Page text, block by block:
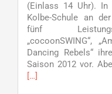
(Einlass 14 Uhr). In
Kolbe-Schule an
fünf
„cocoonSWING“,
Dancing Rebels“
Saison 2012 vor.
[…]